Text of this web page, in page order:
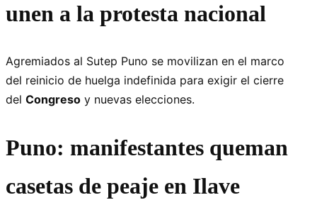
unen a la protesta nacional
Agremiados al Sutep Puno se movilizan en el marco
del reinicio de huelga indefinida para exigir el cierre
del Congreso y nuevas elecciones.
Puno: manifestantes queman
casetas de peaje en Ilave